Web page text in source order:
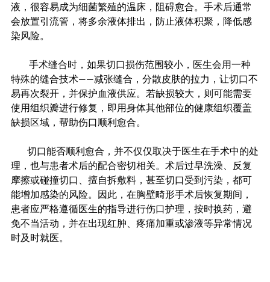
液，很容易成为细菌繁殖的温床，阻碍愈合。手术后通常
会放置引流管，将多余液体排出，防止液体积聚，降低感
染风险。
特殊的缝合技术——减张缝合，分散皮肤的拉力，让切口不
易再次裂开，并保护血液供应。若缺损较大，则可能需要
使用组织瓣进行修复，即用身体其他部位的健康组织覆盖
缺损区域，帮助伤口顺利愈合。
理，也与患者术后的配合密切相关。术后过早洗澡、反复
摩擦或碰撞切口、擅自拆敷料，甚至切口受到污染，都可
能增加感染的风险。因此，在胸壁畸形手术后恢复期间，
患者应严格遵循医生的指导进行伤口护理，按时换药，避
免不当活动，并在出现红肿、疼痛加重或渗液等异常情况
时及时就医。